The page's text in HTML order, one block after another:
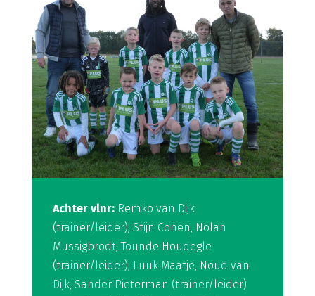
Achter vlnr:Remko van Dijk
(trainer/leider), Stijn Conen, Nolan
Mussigbrodt, Tounde Houdegle
(trainer/leider), Luuk Maatje, Noud van
Dijk, Sander Pieterman (trainer/leider)